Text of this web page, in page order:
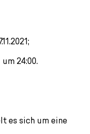
24:00.
es sich um eine